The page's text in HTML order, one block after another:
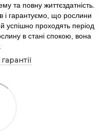
та повну життєздатність.
і гарантуємо, що рослини
успішно проходять період
в стані спокою, вона